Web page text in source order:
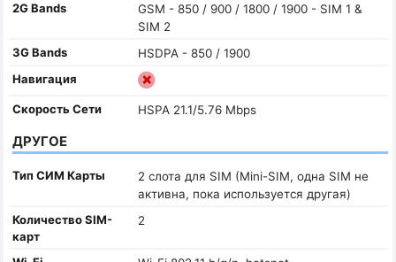
2G Bands
GSM - 850 / 900 / 1800 / 1900 - SIM 1 &
SIM 2
3G Bands
HSDPA - 850 / 1900
Навигация
Скорость Сети HSPA 21.1/5.76 Mbps
ДРУГОЕ
Тип СИМ Карты
2 слота для SIM (Mini-SIM, одна SIM не
активна, пока используется другая)
Количество SIM-
карт
2